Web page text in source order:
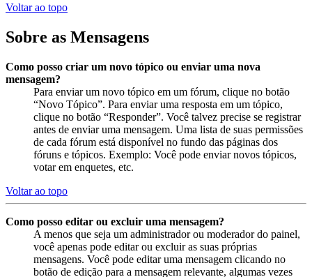
Voltar ao topo
Sobre as Mensagens
Como posso criar um novo tópico ou enviar uma nova
mensagem?
Para enviar um novo tópico em um fórum, clique no botão
“Novo Tópico”. Para enviar uma resposta em um tópico,
clique no botão “Responder”. Você talvez precise se registrar
antes de enviar uma mensagem. Uma lista de suas permissões
de cada fórum está disponível no fundo das páginas dos
fóruns e tópicos. Exemplo: Você pode enviar novos tópicos,
votar em enquetes, etc.
Voltar ao topo
Como posso editar ou excluir uma mensagem?
A menos que seja um administrador ou moderador do painel,
você apenas pode editar ou excluir as suas próprias
mensagens. Você pode editar uma mensagem clicando no
botão de edição para a mensagem relevante, algumas vezes